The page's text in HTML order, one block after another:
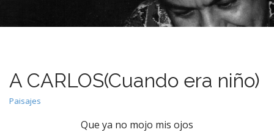
n
u
p
o
t
A CARLOS(Cuando era niño)
Paisajes
Que ya no mojo mis ojos